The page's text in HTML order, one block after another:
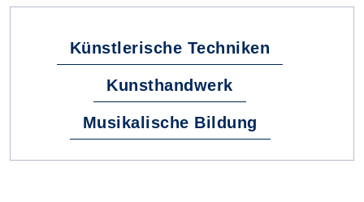
Künstlerische Techniken
Kunsthandwerk
Musikalische Bildung